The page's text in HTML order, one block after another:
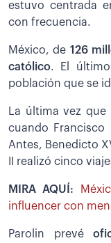
estuvo centrada
con frecuencia.
México, de 126
católico. El
población que se
La última vez
cuando
Antes, Benedicto
II realizó cinco
MIRA AQUÍ:
influencer con
Parolin prevé